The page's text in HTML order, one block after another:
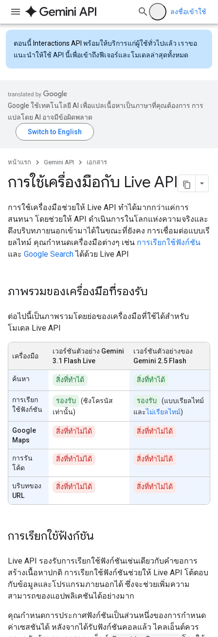
ลงชื่อเข้าใช้
ตอนนี้ Interactions API พร้อมให้บริการแก่ผู้ใช้ทั่วไปแล้ว เราขอ
แนะนำให้ใช้ API นี้เพื่อเข้าถึงฟีเจอร์และโมเดลล่าสุดทั้งหมด
Google ใช้เทคโนโลยี AI เพื่อแปลเนื้อหาเป็นภาษาที่คุณต้องการ การ
แปลโดย AI อาจมีข้อผิดพลาด
หน้าแรก Gemini API เอกสาร
การใช้เครื่องมือกับ Live API
การใช้เครื่องมือช่วยให้ Live API ทำได้มากกว่าแค่การ
สนทนา โดยช่วยให้ API ดำเนินการในโลกแห่งความจริงและ
ดึงบริบทภายนอกเข้ามาได้ในขณะที่ยังคง การเชื่อมต่อแบบเรี
ยลไทม์ คุณกำหนดเครื่องมือต่างๆ เช่น การเรียกใช้ฟังก์ชัน
และ Google Searchได้ด้วย Live API
ภาพรวมของเครื่องมือที่รองรับ
ต่อไปนี้เป็นภาพรวมโดยย่อของเครื่องมือที่ใช้ได้สำหรับ
โมเดล Live API
เครื่องมือ
เวอร์ชันตัวอย่าง Gemini
3.1 Flash Live
เวอร์ชันตัวอย่างของ
Gemini 2.5 Flash
ค้นหา สิ่งที่ทำได้ สิ่งที่ทำได้
การเรียก
ใช้ฟังก์ชัน
รองรับ
(ซิงโครนัส
เท่านั้น)
รองรับ
(แบบเรียลไทม์
และไม่เรียลไทม์)
Google
Maps
สิ่งที่ทำไม่ได้ สิ่งที่ทำไม่ได้
การรัน
โค้ด
สิ่งที่ทำไม่ได้ สิ่งที่ทำไม่ได้
บริบทของ
URL
สิ่งที่ทำไม่ได้ สิ่งที่ทำไม่ได้
การเรียกใช้ฟังก์ชัน
Live API รองรับการเรียกใช้ฟังก์ชันเช่นเดียวกับคำขอการ
สร้างเนื้อหาปกติ การเรียกใช้ฟังก์ชันช่วยให้ Live API โต้ตอบ
กับข้อมูลและโปรแกรมภายนอกได้ ซึ่งจะช่วยเพิ่มความ
สามารถของแอปพลิเคชันได้อย่างมาก
คุณกําหนดการประกาศฟังก์ชันเป็นส่วนหนึ่งของการกําหนด
ค่าเซสชันได้ หลังจากได้รับฟังก์ชันคอลแล้ว ไคลเอ็นต์ควร